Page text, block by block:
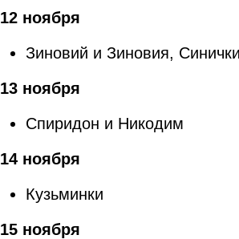
12 ноября
Зиновий и Зиновия,
13 ноября
Спиридон и Никодим
14 ноября
Кузьминки
15 ноября